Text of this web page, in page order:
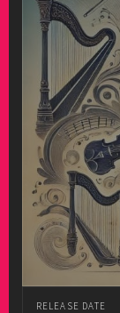
RELEASE DATE